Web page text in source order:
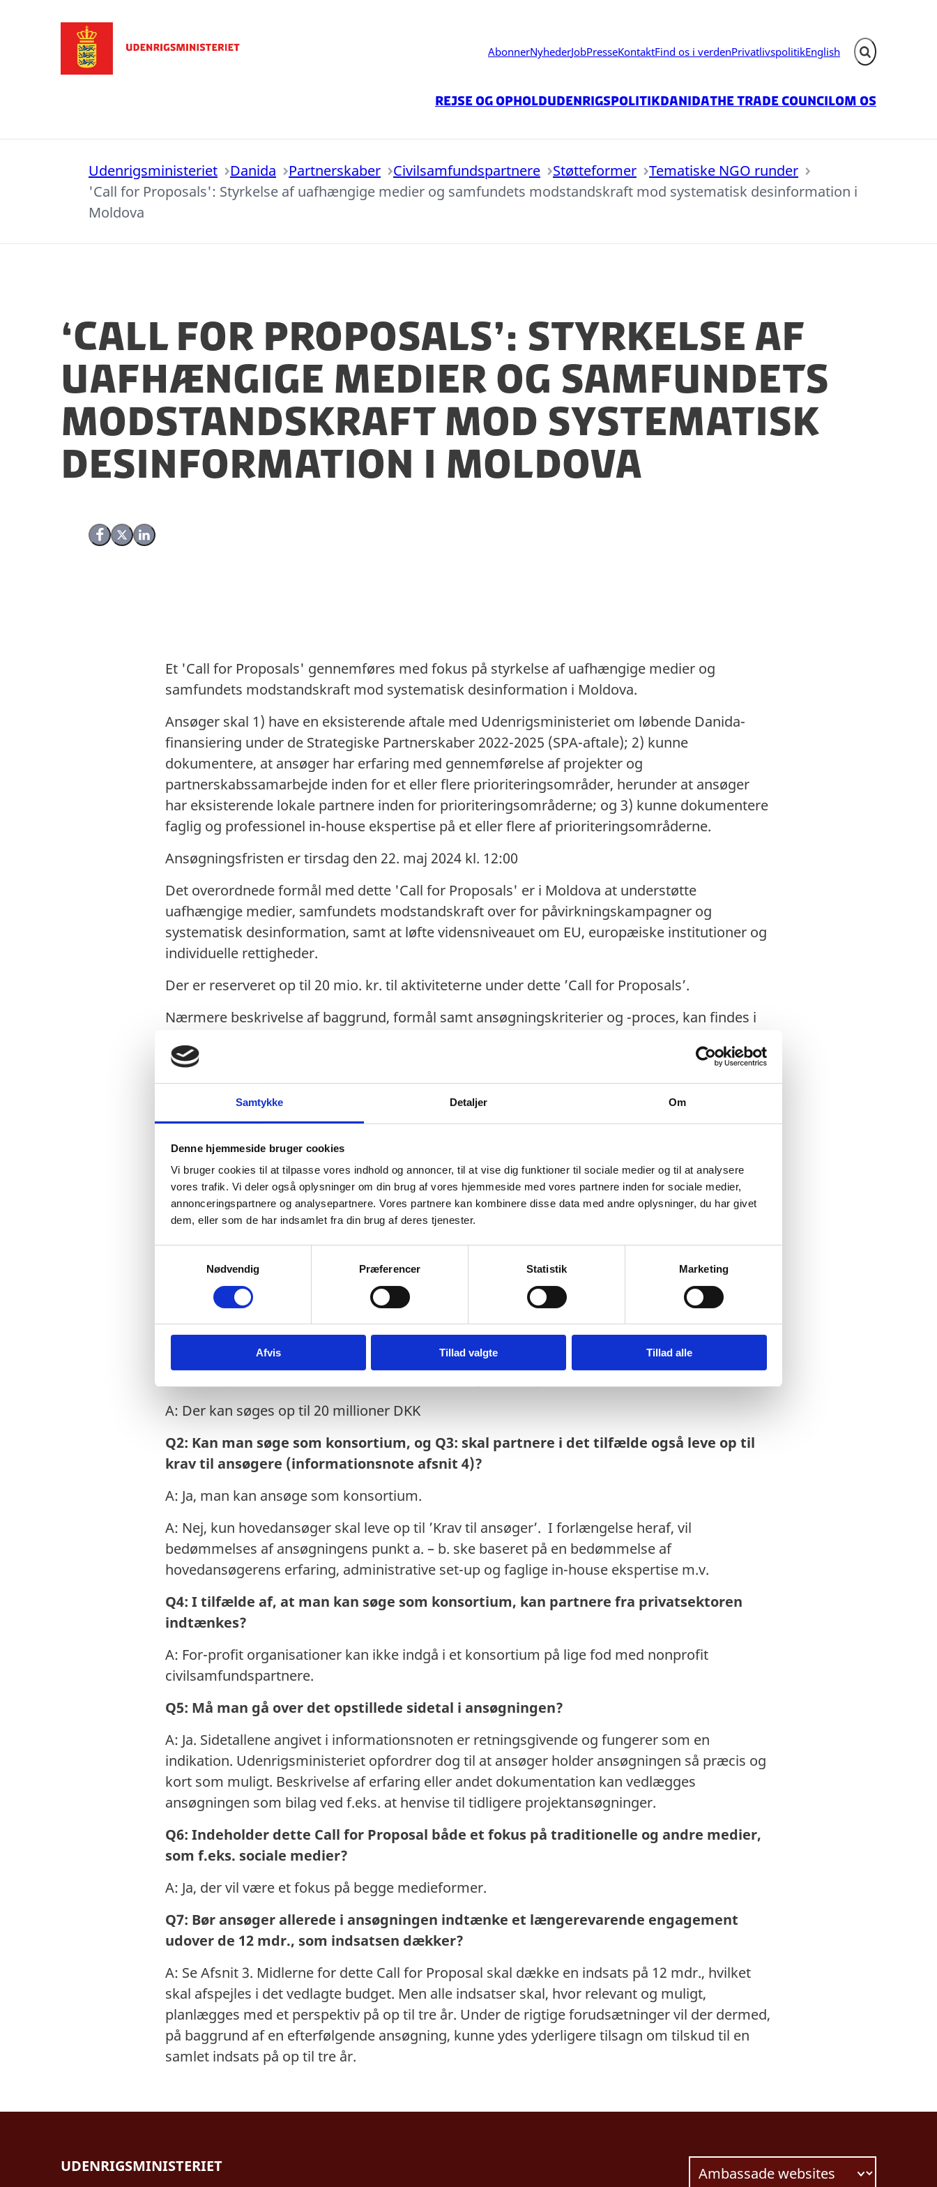
Samtykke Detaljer Om
Denne hjemmeside bruger cookies
Vi bruger cookies til at tilpasse vores indhold og annoncer, til at vise dig funktioner til sociale medier og til at analysere
vores trafik. Vi deler også oplysninger om din brug af vores hjemmeside med vores partnere inden for sociale medier,
annonceringspartnere og analysepartnere. Vores partnere kan kombinere disse data med andre oplysninger, du har givet
dem, eller som de har indsamlet fra din brug af deres tjenester.
v
Nødvendig Præferencer Statistik Marketing
Afvis Tillad valgte Tillad alle
AbonnerNyhederJobPresseKontaktFind os i verdenPrivatlivspolitikEnglish Fold søgefelt ud
Rejse og opholdUdenrigspolitikDanidaThe Trade CouncilOm os
Udenrigsministeriet Danida Partnerskaber Civilsamfundspartnere Støtteformer
Tematiske NGO runder
'Call for Proposals': Styrkelse af uafhængige medier og samfundets modstandskraft mod systematisk desinformation i
Moldova
‘CALL FOR PROPOSALS’: Styrkelse af
uafhængige medier og samfundets
modstandskraft mod systematisk
desinformation i Moldova
Del på Facebook
Del på X (Twitter)
Del på LinkedIn
Et 'Call for Proposals' gennemføres med fokus på styrkelse af uafhængige medier og
samfundets modstandskraft mod systematisk desinformation i Moldova.
Ansøger skal 1) have en eksisterende aftale med Udenrigsministeriet om løbende Danida-
finansiering under de Strategiske Partnerskaber 2022-2025 (SPA-aftale); 2) kunne
dokumentere, at ansøger har erfaring med gennemførelse af projekter og
partnerskabssamarbejde inden for et eller flere prioriteringsområder, herunder at ansøger
har eksisterende lokale partnere inden for prioriteringsområderne; og 3) kunne dokumentere
faglig og professionel in-house ekspertise på et eller flere af prioriteringsområderne.
Ansøgningsfristen er tirsdag den 22. maj 2024 kl. 12:00
Det overordnede formål med dette 'Call for Proposals' er i Moldova at understøtte
uafhængige medier, samfundets modstandskraft over for påvirkningskampagner og
systematisk desinformation, samt at løfte vidensniveauet om EU, europæiske institutioner og
individuelle rettigheder.
Der er reserveret op til 20 mio. kr. til aktiviteterne under dette ’Call for Proposals’.
Nærmere beskrivelse af baggrund, formål samt ansøgningskriterier og -proces, kan findes i
Mandag den 6. maj 2024 kl. 11.30-12.30 afholder Udenrigsministeriet et informationsmøde
informationsnoten.
Tilmelding til mødet kan ske via
Format for ansøgning kan findes i Word-formather.
Overblik og spørgsmål fra informationsmøde mandag den 6. maj:
Q1: Under dette Call for Proposals er rammen for ansøgninger sat til 20 millioner DKK,
mens skabelonen for ansøgningsformatet vedlagt er for projekter op til 10 millioner
A: Der kan søges op til 20 millioner DKK
Q2: Kan man søge som konsortium, og Q3: skal partnere i det tilfælde også leve op til
krav til ansøgere (informationsnote afsnit 4)?
A: Ja, man kan ansøge som konsortium.
A: Nej, kun hovedansøger skal leve op til ’Krav til ansøger’. I forlængelse heraf, vil
bedømmelses af ansøgningens punkt a. – b. ske baseret på en bedømmelse af
hovedansøgerens erfaring, administrative set-up og faglige in-house ekspertise m.v.
Q4: I tilfælde af, at man kan søge som konsortium, kan partnere fra privatsektoren
indtænkes?
A: For-profit organisationer kan ikke indgå i et konsortium på lige fod med nonprofit
civilsamfundspartnere.
Q5: Må man gå over det opstillede sidetal i ansøgningen?
A: Ja. Sidetallene angivet i informationsnoten er retningsgivende og fungerer som en
indikation. Udenrigsministeriet opfordrer dog til at ansøger holder ansøgningen så præcis og
kort som muligt. Beskrivelse af erfaring eller andet dokumentation kan vedlægges
ansøgningen som bilag ved f.eks. at henvise til tidligere projektansøgninger.
Q6: Indeholder dette Call for Proposal både et fokus på traditionelle og andre medier,
som f.eks. sociale medier?
A: Ja, der vil være et fokus på begge medieformer.
Q7: Bør ansøger allerede i ansøgningen indtænke et længerevarende engagement
udover de 12 mdr., som indsatsen dækker?
A: Se Afsnit 3. Midlerne for dette Call for Proposal skal dække en indsats på 12 mdr., hvilket
skal afspejles i det vedlagte budget. Men alle indsatser skal, hvor relevant og muligt,
planlægges med et perspektiv på op til tre år. Under de rigtige forudsætninger vil der dermed,
på baggrund af en efterfølgende ansøgning, kunne ydes yderligere tilsagn om tilskud til en
samlet indsats på op til tre år.
UDENRIGSMINISTERIET